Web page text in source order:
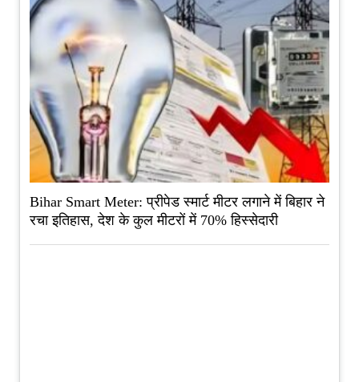
Bihar Smart Meter: प्रीपेड स्मार्ट मीटर लगाने में बिहार ने
रचा इतिहास, देश के कुल मीटरों में 70% हिस्सेदारी